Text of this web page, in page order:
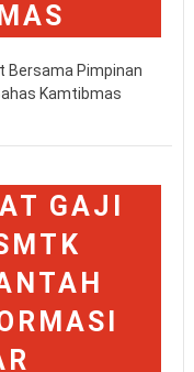
Bersama Pimpinan
Kamtibmas